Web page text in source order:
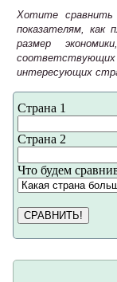
Хотите
показателям, как
размер
соответствующих
интересующих
Страна 1
Страна 2
Что будем
СРАВНИТЬ!